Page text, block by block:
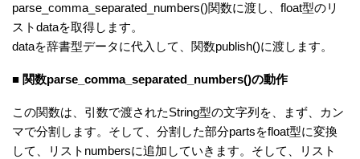
parse_comma_separated_numbers()関数に渡し、float型のリ
ストdataを取得します。
dataを辞書型データに代入して、関数publish()に渡します。
■ 関数parse_comma_separated_numbers()の動作
この関数は、引数で渡されたString型の文字列を、まず、カン
マで分割します。そして、分割した部分partsをfloat型に変換
して、リストnumbersに追加していきます。そして、リスト